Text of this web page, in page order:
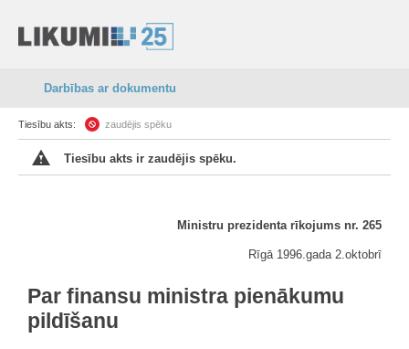
Darbības ar dokumentu
Tiesību akts: zaudējis spēku
Tiesību akts ir zaudējis spēku.
Ministru prezidenta rīkojums nr. 265
Rīgā 1996.gada 2.oktobrī
Par finansu ministra pienākumu
pildīšanu